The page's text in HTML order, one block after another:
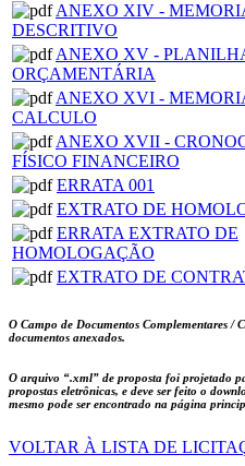
ANEXO XIV -
DESCRITIVO
ANEXO XV -
ORÇAMENTÁRIA
ANEXO XVI -
CALCULO
ANEXO XVII -
FÍSICO FINANCEIRO
ERRATA 001
EXTRATO DE
ERRATA EXTRATO DE
HOMOLOGAÇÃO
EXTRATO DE
O Campo de Documentos Complementares /
documentos anexados.
O arquivo “.xml” de proposta foi projetado
propostas eletrônicas, e deve ser feito o
mesmo pode ser encontrado na página
VOLTAR À LISTA DE